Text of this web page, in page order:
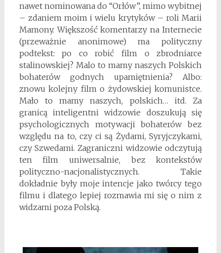
nawet nominowana do “Orłów”, mimo wybitnej
– zdaniem moim i wielu krytyków – roli Marii
Mamony. Większość komentarzy na Internecie
(przeważnie anonimowe) ma polityczny
podtekst: po co robić film o zbrodniarce
stalinowskiej? Malo to mamy naszych Polskich
bohaterów godnych upamiętnienia? Albo:
znowu kolejny film o żydowskiej komunistce.
Mało to mamy naszych, polskich… itd. Za
granicą inteligentni widzowie doszukują się
psychologicznych motywacji bohaterów bez
względu na to, czy ci są Żydami, Syryjczykami,
czy Szwedami. Zagraniczni widzowie odczytują
ten film uniwersalnie, bez kontekstów
polityczno-nacjonalistycznych. Takie
dokładnie były moje intencje jako twórcy tego
filmu i dlatego lepiej rozmawia mi się o nim z
widzami poza Polską.